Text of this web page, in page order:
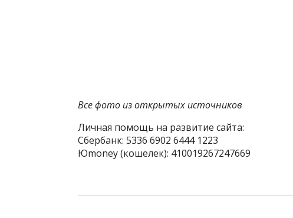
Все фото из открытых источников
Личная помощь на развитие сайта:
Сбербанк: 5336 6902 6444 1223
Юmoney (кошелек): 410019267247669